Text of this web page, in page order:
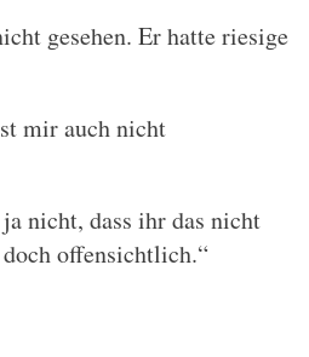
gesehen. Er hatte riesige
mir auch nicht
nicht, dass ihr das nicht
offensichtlich.“